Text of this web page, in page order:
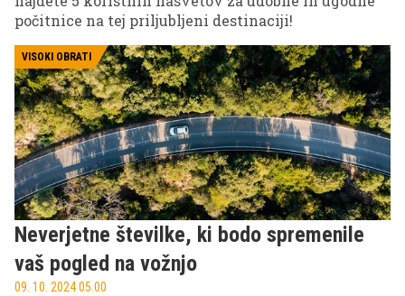
počitnice na tej priljubljeni destinaciji!
VISOKI OBRATI
Neverjetne številke, ki bodo spremenile
vaš pogled na vožnjo
09. 10. 2024 05.00